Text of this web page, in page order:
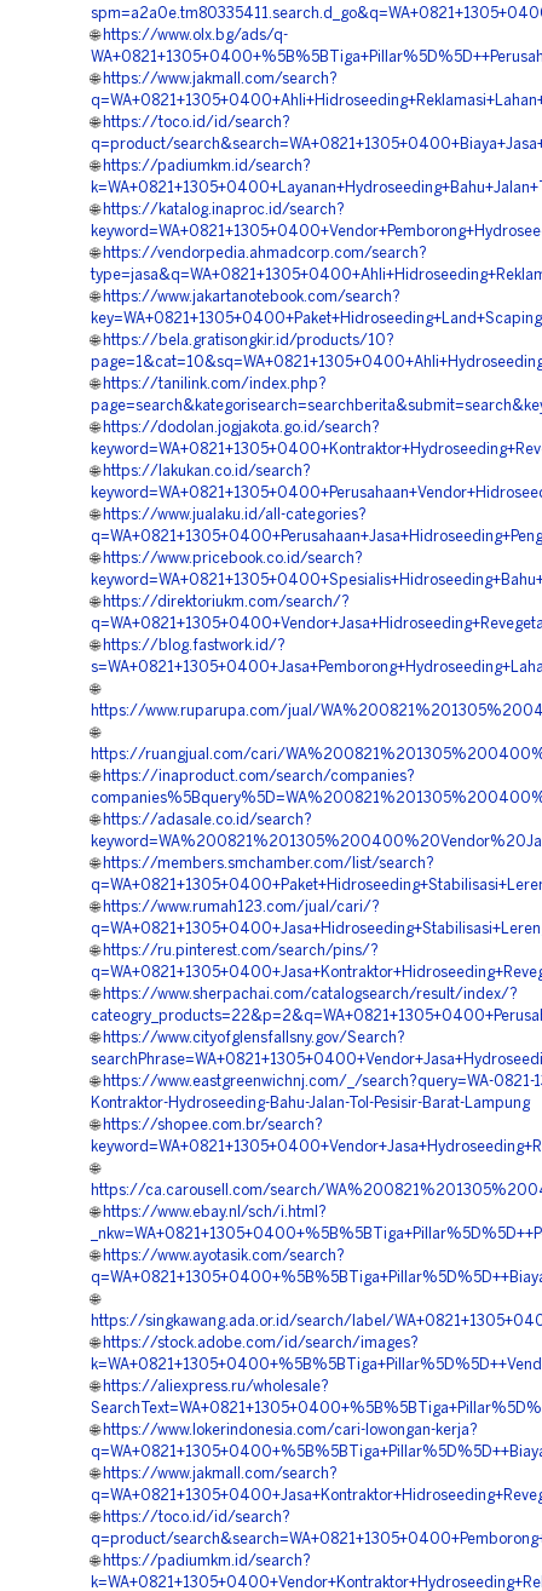
🌐 https://www.olx.bg/ads/q-
🌐 https://www.jakmall.com/search?
🌐 https://toco.id/id/search?
q=product/
🌐 https://padiumkm.id/search?
🌐 https://katalog.inaproc.id/search?
🌐 https://vendorpedia.ahmadcorp.com/search?
🌐 https://www.jakartanotebook.com/search?
🌐 https://bela.gratisongkir.id/products/10?
🌐 https://tanilink.com/index.php?
🌐 https://dodolan.jogjakota.go.id/search?
🌐 https://lakukan.co.id/search?
🌐 https://www.jualaku.id/all-categories?
🌐 https://www.pricebook.co.id/search?
🌐 https://direktoriukm.com/search/?
🌐 https://blog.fastwork.id/?
🌐
https://www.ruparupa.com/jual/
🌐
https://ruangjual.com/cari/
🌐 https://inaproduct.com/search/companies?
🌐 https://adasale.co.id/search?
🌐 https://members.smchamber.com/list/search?
🌐 https://www.rumah123.com/jual/cari/?
🌐 https://ru.pinterest.com/search/pins/?
🌐 https://www.sherpachai.com/catalogsearch/result/index/?
🌐 https://www.cityofglensfallsny.gov/Search?
🌐 https://www.eastgreenwichnj.com/_/search?query=WA-
Kontraktor-Hydroseeding-Bahu-Jalan-Tol-Pesisir-Barat-Lampung
🌐 https://shopee.com.br/search?
🌐
https://ca.carousell.com/search/
🌐 https://www.ebay.nl/sch/i.html?
🌐 https://www.ayotasik.com/search?
🌐
https://singkawang.ada.or.id/search/label/
🌐 https://stock.adobe.com/id/search/images?
🌐 https://aliexpress.ru/wholesale?
🌐 https://www.lokerindonesia.com/cari-lowongan-kerja?
🌐 https://www.jakmall.com/search?
🌐 https://toco.id/id/search?
q=product/
🌐 https://padiumkm.id/search?